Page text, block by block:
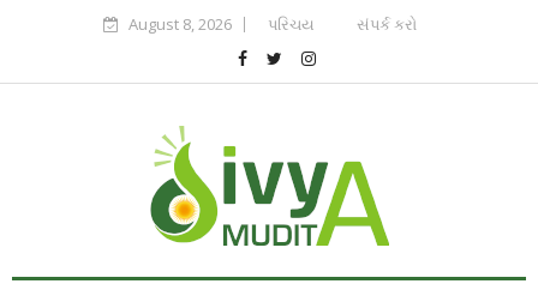
August 8, 2026 પરિચય સંપર્ક કરો